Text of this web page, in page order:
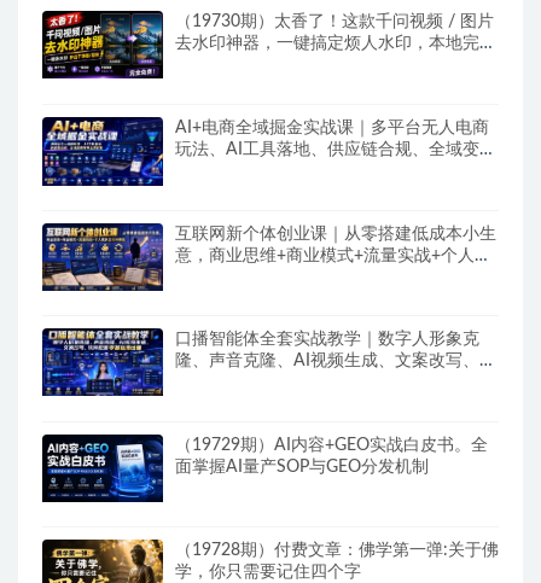
（19730期）太香了！这款千问视频 / 图片
去水印神器，一键搞定烦人水印，本地完全
AI+电商全域掘金实战课｜多平台无人电商
玩法、AI工具落地、供应链合规、全域变现
互联网新个体创业课｜从零搭建低成本小生
意，商业思维+商业模式+流量实战+个人成
口播智能体全套实战教学｜数字人形象克
隆、声音克隆、AI视频生成、文案改写、软
（19729期）AI内容+GEO实战白皮书。全
面掌握AI量产SOP与GEO分发机制
（19728期）付费文章：佛学第一弹:关于佛
学，你只需要记住四个字